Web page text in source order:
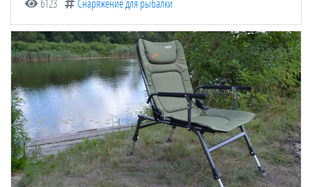
6123 Снаряжение для рыбалки